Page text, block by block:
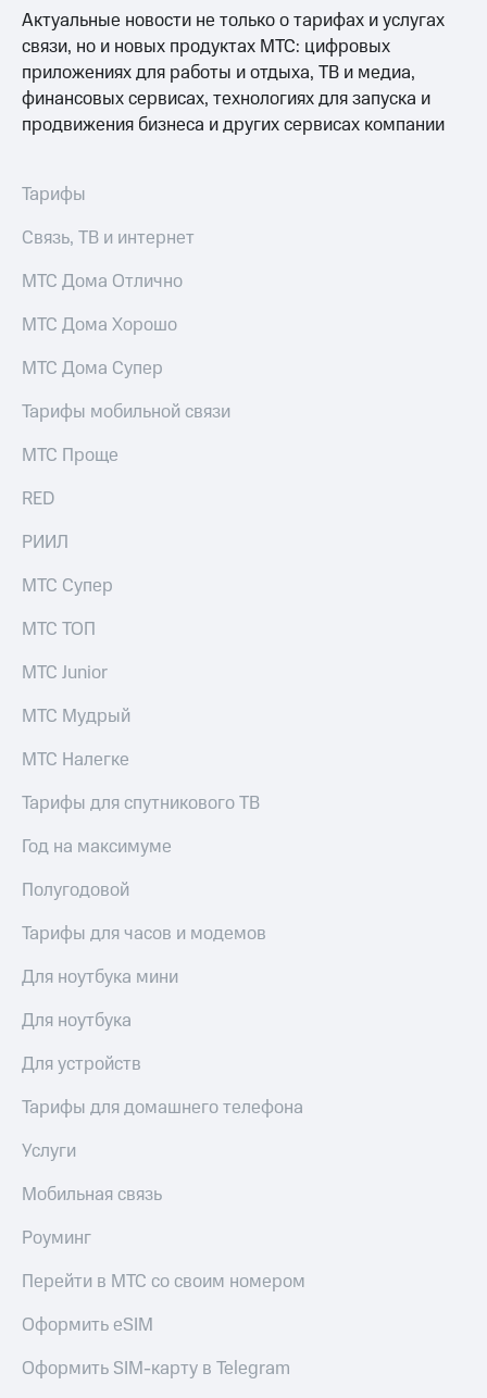
Актуальные новости не только о тарифах и услугах
связи, но и новых продуктах МТС: цифровых
приложениях для работы и отдыха, ТВ и медиа,
финансовых сервисах, технологиях для запуска и
продвижения бизнеса и других сервисах компании
Тарифы
Связь, ТВ и интернет
МТС Дома Отлично
МТС Дома Хорошо
МТС Дома Супер
Тарифы мобильной связи
МТС Проще
RED
РИИЛ
МТС Супер
МТС ТОП
МТС Junior
МТС Мудрый
МТС Налегке
Тарифы для спутникового ТВ
Год на максимуме
Полугодовой
Тарифы для часов и модемов
Для ноутбука мини
Для ноутбука
Для устройств
Тарифы для домашнего телефона
Услуги
Мобильная связь
Роуминг
Перейти в МТС со своим номером
Оформить eSIM
Оформить SIM-карту в Telegram